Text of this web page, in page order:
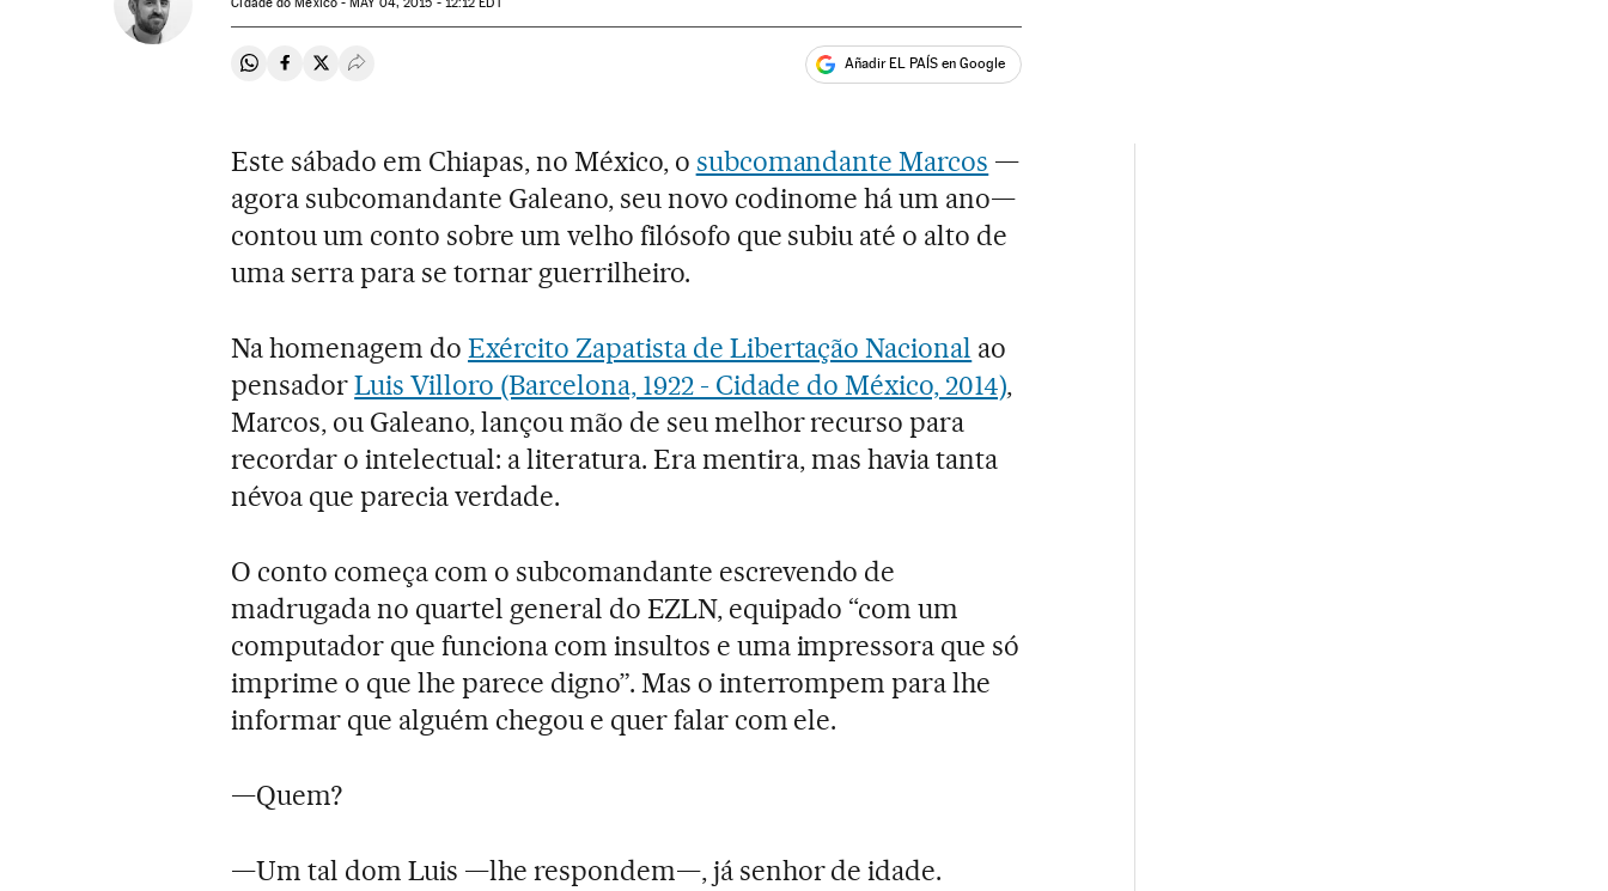
Compartir en Whatsapp
Compartir en Facebook
Compartir en Twitter
Desplegar Redes Sociales Añadir EL PAÍS en Google
Este sábado em Chiapas, no México, o subcomandante Marcos —
agora subcomandante Galeano, seu novo codinome há um ano—
contou um conto sobre um velho filósofo que subiu até o alto de
uma serra para se tornar guerrilheiro.
Na homenagem doExército Zapatista de Libertação Nacional ao
pensadorLuis Villoro (Barcelona, 1922 - Cidade do México, 2014),
Marcos, ou Galeano, lançou mão de seu melhor recurso para
recordar o intelectual: a literatura. Era mentira, mas havia tanta
névoa que parecia verdade.
O conto começa com o subcomandante escrevendo de
madrugada no quartel general do EZLN, equipado “com um
computador que funciona com insultos e uma impressora que só
imprime o que lhe parece digno”. Mas o interrompem para lhe
informar que alguém chegou e quer falar com ele.
—Quem?
—Um tal dom Luis —lhe respondem—, já senhor de idade.